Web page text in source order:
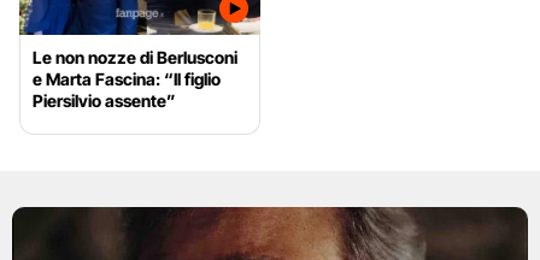
Le non nozze di Berlusconi
e Marta Fascina: “Il figlio
Piersilvio assente”